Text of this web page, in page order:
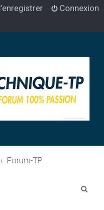
Connexion
Forum-TP